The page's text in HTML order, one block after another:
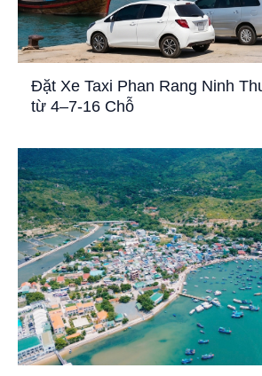
Đặt Xe Taxi Phan Rang Ninh
từ 4–7-16 Chỗ